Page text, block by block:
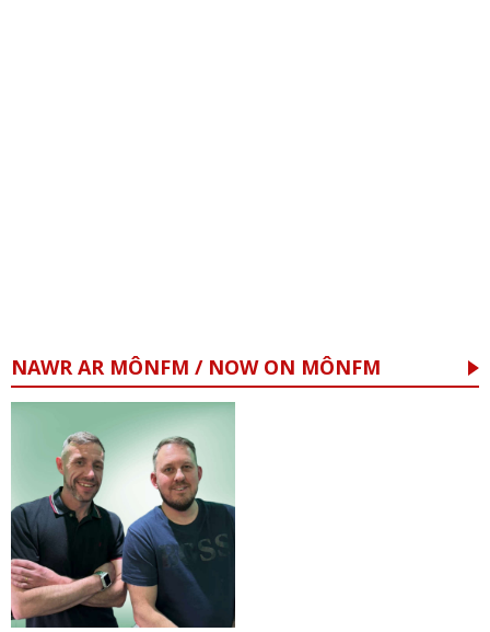
NAWR AR MÔNFM / NOW ON MÔNFM